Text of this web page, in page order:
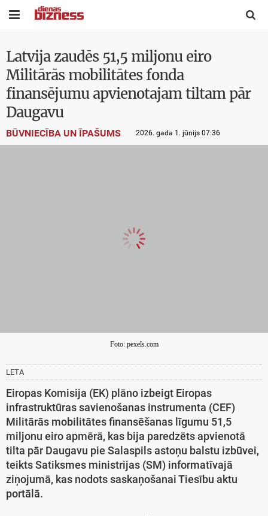
 
Latvija zaudēs 51,5 miljonu eiro
Militārās mobilitātes fonda
finansējumu apvienotajam tiltam pār
Daugavu
BŪVNIECĪBA UN ĪPAŠUMS 2026. gada 1. jūnijs 07:36
Foto: pexels.com
LETA
Eiropas Komisija (EK) plāno izbeigt Eiropas
infrastruktūras savienošanas instrumenta (CEF)
Militārās mobilitātes finansēšanas līgumu 51,5
miljonu eiro apmērā, kas bija paredzēts apvienotā
tilta pār Daugavu pie Salaspils astoņu balstu izbūvei,
teikts Satiksmes ministrijas (SM) informatīvajā
ziņojumā, kas nodots saskaņošanai Tiesību aktu
portālā.